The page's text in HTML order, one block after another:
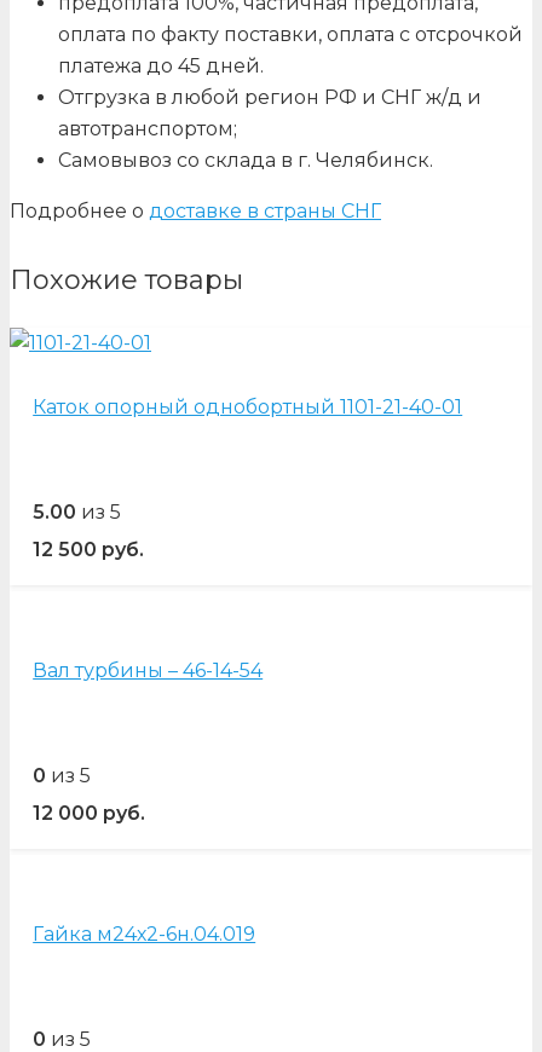
оплата по факту поставки, оплата с отсрочкой
платежа до 45 дней.
Отгрузка в любой регион РФ и СНГ ж/д и
автотранспортом;
Самовывоз со склада в г. Челябинск.
Подробнее о доставке в страны СНГ
Похожие товары
Каток опорный однобортный 1101-21-40-01
5.00 из 5
12 500 руб.
Вал турбины – 46-14-54
0 из 5
12 000 руб.
Гайка м24х2-6н.04.019
0 из 5